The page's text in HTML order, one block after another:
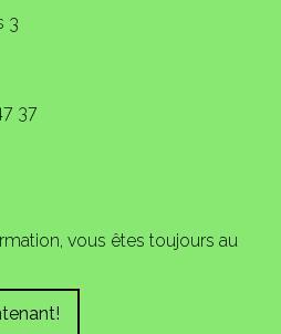
3
37
vous êtes toujours au